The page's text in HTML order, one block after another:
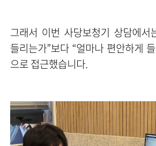
그래서 이번 사당보청기 상담에서
들리는가”보다 “얼마나 편안하게
으로 접근했습니다.